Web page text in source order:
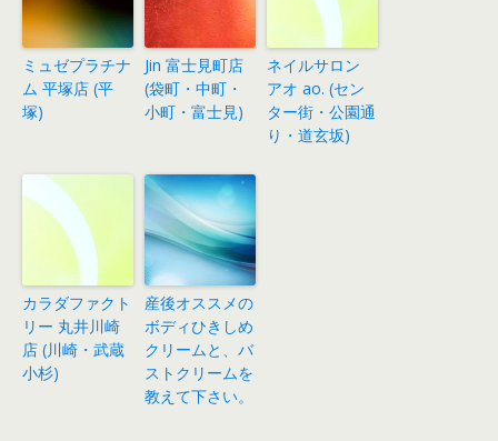
ミュゼプラチナ
ム 平塚店 (平
塚)
Jin 富士見町店
(袋町・中町・
小町・富士見)
ネイルサロン
アオ ao. (セン
ター街・公園通
り・道玄坂)
カラダファクト
リー 丸井川崎
店 (川崎・武蔵
小杉)
産後オススメの
ボディひきしめ
クリームと、バ
ストクリームを
教えて下さい。